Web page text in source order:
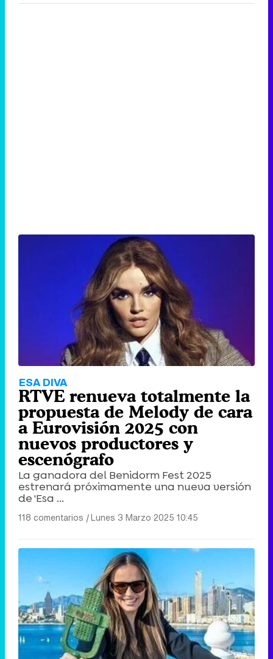
ESA DIVA
RTVE renueva totalmente la
propuesta de Melody de cara
a Eurovisión 2025 con
nuevos productores y
escenógrafo
La ganadora del Benidorm Fest 2025
estrenará próximamente una nueva versión
de 'Esa ...
118 comentarios |Lunes 3 Marzo 2025 10:45